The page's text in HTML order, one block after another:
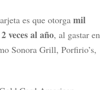
es que otorga mil
veces al año, al gastar en
Sonora Grill, Porfirio’s,